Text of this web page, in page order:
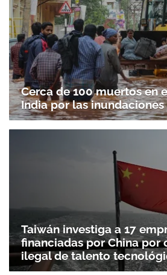
Cerca de 100 muertos en
India por las
Taiwán investiga a 17
financiadas por China por
ilegal de talento